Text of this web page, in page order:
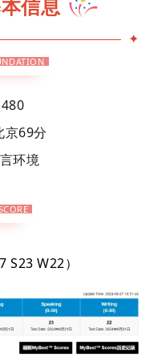
信息
✦
京69分
环境
S23 W22）